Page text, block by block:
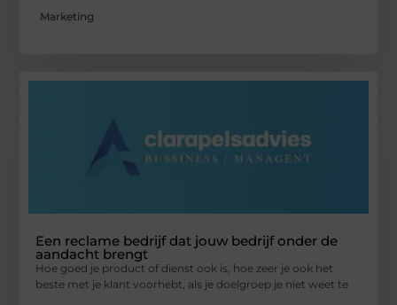
Marketing
Een reclame bedrijf dat jouw bedrijf onder de
aandacht brengt
Hoe goed je product of dienst ook is, hoe zeer je ook het
beste met je klant voorhebt, als je doelgroep je niet weet te